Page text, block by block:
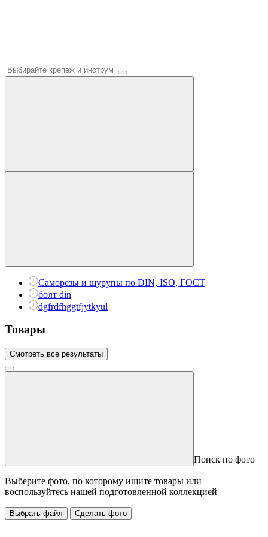
Саморезы и шурупы по DIN, ISO, ГОСТ
болт din
dgfrdfhggtfjytkyul
Товары
Смотреть все результаты
Поиск по фото
Выберите фото, по которому ищите товары или
воспользуйтесь нашей подготовленной коллекцией
Выбрать файл Сделать фото